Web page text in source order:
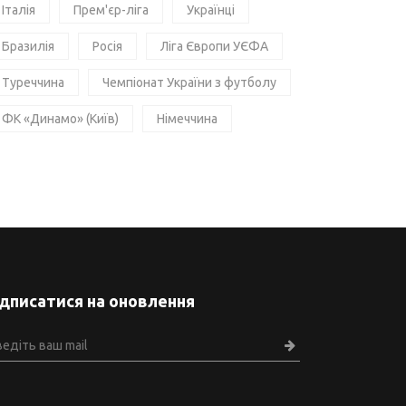
Італія Прем'єр-ліга Українці
Бразилія Росія Ліга Європи УЄФА
Туреччина Чемпіонат України з футболу
ФК «Динамо» (Київ) Німеччина
на оновлення